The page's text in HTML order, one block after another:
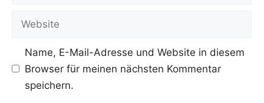
Adresse
Website
Name, E-Mail-Adresse und Website in diesem
Browser für meinen nächsten Kommentar
speichern.